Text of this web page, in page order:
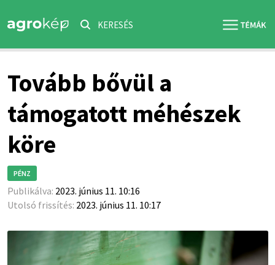
KERESÉS
Tovább bővül a
támogatott méhészek
köre
PÉNZ
Publikálva: 2023. június 11. 10:16
Utolsó frissítés: 2023. június 11. 10:17